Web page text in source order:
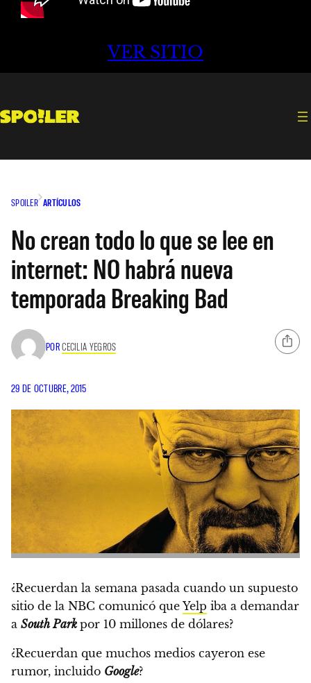
VER SITIO
SPOILER ARTÍCULOS
No crean todo lo que se lee en
internet: NO habrá nueva
temporada Breaking Bad
PORCECILIA YEGROS
29 DE OCTUBRE, 2015
¿Recuerdan la semana pasada cuando un supuesto
sitio de la NBC comunicó que Yelp iba a demandar
a South Park por 10 millones de dólares?
¿Recuerdan que muchos medios cayeron ese
rumor, incluido Google?